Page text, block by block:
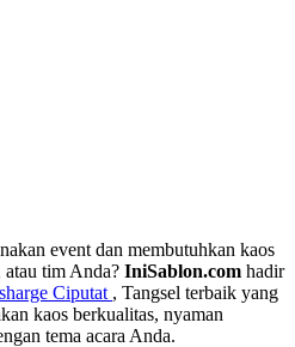
event dan membutuhkan kaos
atau tim Anda? IniSablon.com hadir
Ciputat , Tangsel terbaik yang
kaos berkualitas, nyaman
tema acara Anda.